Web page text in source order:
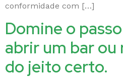
conformidade com […]
Domine o
abrir um bar ou
do jeito certo.